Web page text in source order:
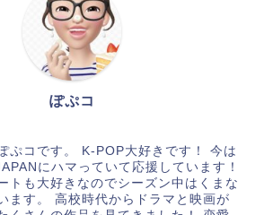
ぽぷコ
ぷコです。 K-POP大好きです！ 今は
にハマっていて応援しています！
トも大好きなのでシーズン中はくまな
ます。 高校時代からドラマと映画が